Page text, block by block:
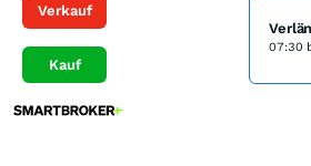
Verkauf
Kauf
07:30